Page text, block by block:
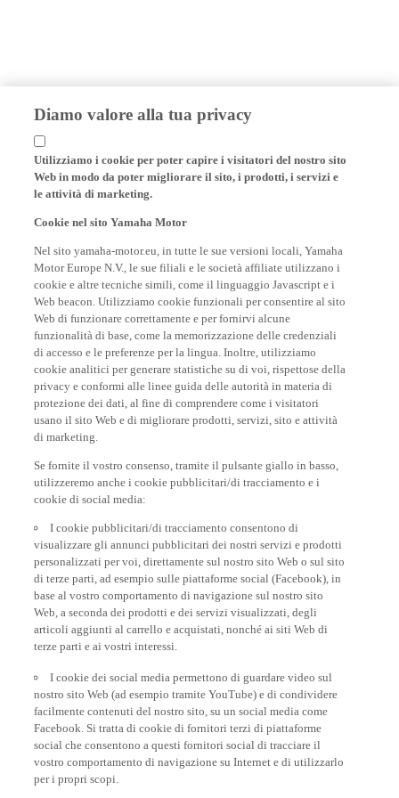
Diamo valore alla tua privacy
Utilizziamo i cookie per poter capire i visitatori del nostro sito
Web in modo da poter migliorare il sito, i prodotti, i servizi e
le attività di marketing.
Cookie nel sito Yamaha Motor
Nel sito yamaha-motor.eu, in tutte le sue versioni locali, Yamaha
Motor Europe N.V., le sue filiali e le società affiliate utilizzano i
cookie e altre tecniche simili, come il linguaggio Javascript e i
Web beacon. Utilizziamo cookie funzionali per consentire al sito
Web di funzionare correttamente e per fornirvi alcune
funzionalità di base, come la memorizzazione delle credenziali
di accesso e le preferenze per la lingua. Inoltre, utilizziamo
cookie analitici per generare statistiche su di voi, rispettose della
privacy e conformi alle linee guida delle autorità in materia di
protezione dei dati, al fine di comprendere come i visitatori
usano il sito Web e di migliorare prodotti, servizi, sito e attività
di marketing.
Se fornite il vostro consenso, tramite il pulsante giallo in basso,
utilizzeremo anche i cookie pubblicitari/di tracciamento e i
cookie di social media:
I cookie pubblicitari/di tracciamento consentono di
visualizzare gli annunci pubblicitari dei nostri servizi e prodotti
personalizzati per voi, direttamente sul nostro sito Web o sul sito
di terze parti, ad esempio sulle piattaforme social (Facebook), in
base al vostro comportamento di navigazione sul nostro sito
Web, a seconda dei prodotti e dei servizi visualizzati, degli
articoli aggiunti al carrello e acquistati, nonché ai siti Web di
terze parti e ai vostri interessi.
I cookie dei social media permettono di guardare video sul
nostro sito Web (ad esempio tramite YouTube) e di condividere
facilmente contenuti del nostro sito, su un social media come
Facebook. Si tratta di cookie di fornitori terzi di piattaforme
social che consentono a questi fornitori social di tracciare il
vostro comportamento di navigazione su Internet e di utilizzarlo
per i propri scopi.